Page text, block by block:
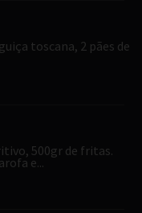
toscana, 2 pães de
500gr de fritas.
e...